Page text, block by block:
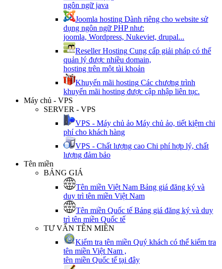
ngôn ngữ java
Joomla hosting Dành riêng cho website sử
dụng ngôn ngữ PHP như:
joomla, Wordpress, Nukeviet, drupal...
Reseller Hosting Cung cấp giải pháp có thể
quản lý được nhiều domain,
hosting trên một tài khoản
Khuyến mãi hosting Các chương trình
khuyến mãi hosting được cập nhập liên tục.
Máy chủ - VPS
SERVER - VPS
VPS - Máy chủ ảo Máy chủ ảo, tiết kiệm chi
phí cho khách hàng
VPS - Chất lượng cao Chi phí hợp lý, chất
lượng đảm bảo
Tên miền
BẢNG GIÁ
Tên miền Việt Nam Bảng giá đăng ký và
duy trì tên miền Việt Nam
Tên miền Quốc tế Bảng giá đăng ký và duy
trì tên miền Quốc tế
TƯ VẤN TÊN MIỀN
Kiểm tra tên miền Quý khách có thể kiểm tra
tên miền Việt Nam ,
tên miền Quốc tế tại đây